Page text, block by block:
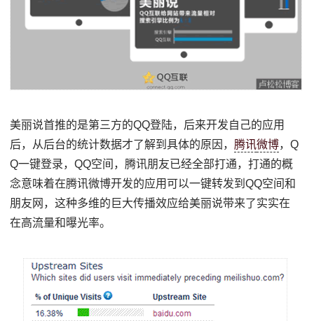
美丽说首推的是第三方的QQ登陆，后来开发自己的应用
后，从后台的统计数据才了解到具体的原因， 腾讯微博，Q
Q一键登录，QQ空间，腾讯朋友已经全部打通，打通的概
念意味着在腾讯微博开发的应用可以一键转发到QQ空间和
朋友网，这种多维的巨大传播效应给美丽说带来了实实在
在高流量和曝光率。